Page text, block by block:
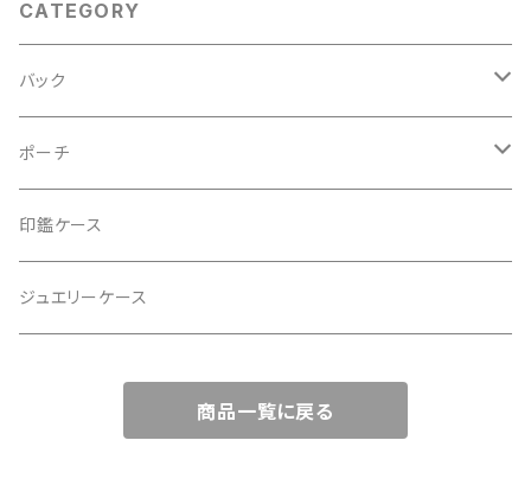
CATEGORY
バック
2Wayクラッチバッグ＆ハンドバッグ
ハンドバッグ・ショルダーバッグ
スマホショルダー、サコッシュ
トートーバッグ
ポーチ
コロンとした大容量コスメポーチ
ミニポーチ
印鑑ケース
ジュエリーケース
商品一覧に戻る